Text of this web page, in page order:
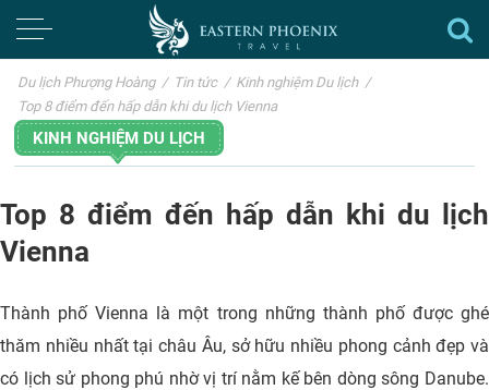
Du lịch Phượng Hoàng / Tin tức / Kinh nghiệm Du lịch /
Top 8 điểm đến hấp dẫn khi du lịch Vienna
KINH NGHIỆM DU LỊCH
Top 8 điểm đến hấp dẫn khi du lịch
Vienna
Thành phố Vienna là một trong những thành phố được ghé
thăm nhiều nhất tại châu Âu, sở hữu nhiều phong cảnh đẹp và
có lịch sử phong phú nhờ vị trí nằm kế bên dòng sông Danube.